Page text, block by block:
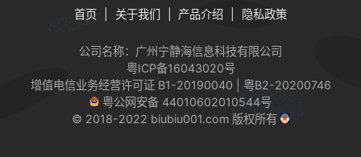
首页 关于我们 产品介绍 隐私政策
公司名称：广州宁静海信息科技有限公司
粤ICP备16043020号
增值电信业务经营许可证 B1-20190040 | 粤B2-20200746
粤公网安备 44010602010544号
© 2018-2022 biubiu001.com 版权所有